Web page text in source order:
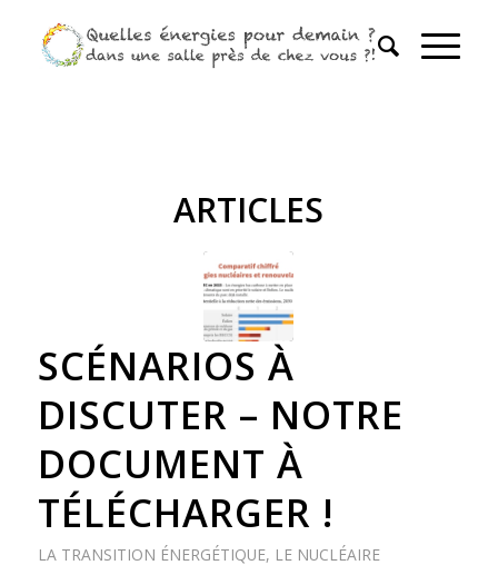
ARTICLES
SCÉNARIOS À
DISCUTER – NOTRE
DOCUMENT À
TÉLÉCHARGER !
LA TRANSITION ÉNERGÉTIQUE, LE NUCLÉAIRE